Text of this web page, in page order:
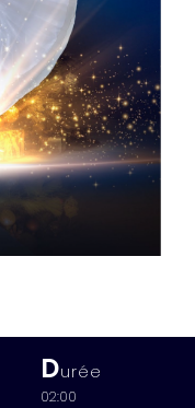
Durée
02:00